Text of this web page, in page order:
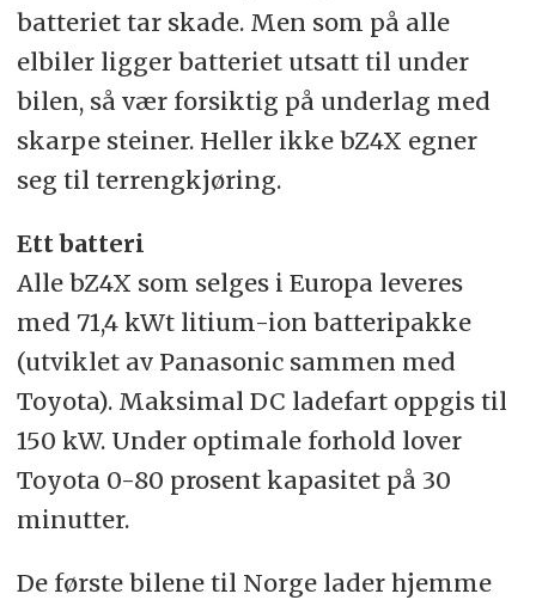
batteriet tar skade. Men som på alle
elbiler ligger batteriet utsatt til under
bilen, så vær forsiktig på underlag med
skarpe steiner. Heller ikke bZ4X egner
seg til terrengkjøring.
Ett batteri
Alle bZ4X som selges i Europa leveres
med 71,4 kWt litium-ion batteripakke
(utviklet av Panasonic sammen med
Toyota). Maksimal DC ladefart oppgis til
150 kW. Under optimale forhold lover
Toyota 0-80 prosent kapasitet på 30
minutter.
De første bilene til Norge lader hjemme